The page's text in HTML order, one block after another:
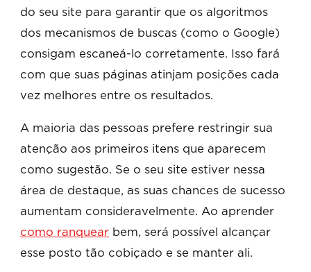
do seu site para garantir que os algoritmos
dos mecanismos de buscas (como o Google)
consigam escaneá-lo corretamente. Isso fará
com que suas páginas atinjam posições cada
vez melhores entre os resultados.
A maioria das pessoas prefere restringir sua
atenção aos primeiros itens que aparecem
como sugestão. Se o seu site estiver nessa
área de destaque, as suas chances de sucesso
aumentam consideravelmente. Ao aprender
como ranquear bem, será possível alcançar
esse posto tão cobiçado e se manter ali.